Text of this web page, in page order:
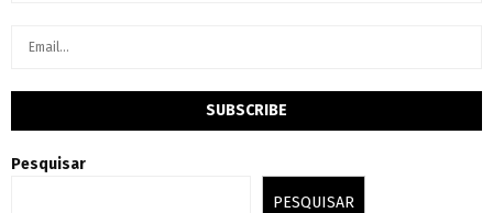
Pesquisar
PESQUISAR